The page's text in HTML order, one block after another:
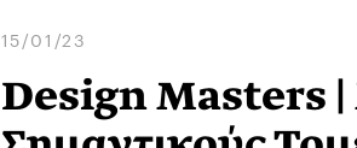
15/01/23
Design Masters